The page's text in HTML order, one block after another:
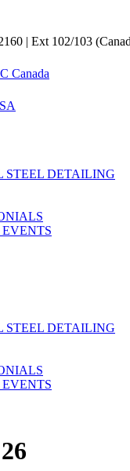
| Ext 102/103
Canada
STEEL DETAILING
STEEL DETAILING
26